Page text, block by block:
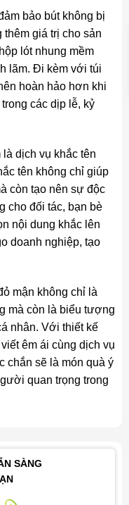
bảo bút không bị
giá trị cho sản
lót nhung mềm
lãm. Đi kèm với túi
hoàn hảo hơn khi
các dịp lễ, kỷ
dịch vụ khắc tên
tên không chỉ giúp
còn tạo nên sự độc
cho đối tác, bạn bè
nội dung khắc lên
doanh nghiệp, tạo
mận không chỉ là
mà còn là biểu tượng
nhân. Với thiết kế
êm ái cùng dịch vụ
chắn sẽ là món quà ý
quan trọng trong
SÀNG